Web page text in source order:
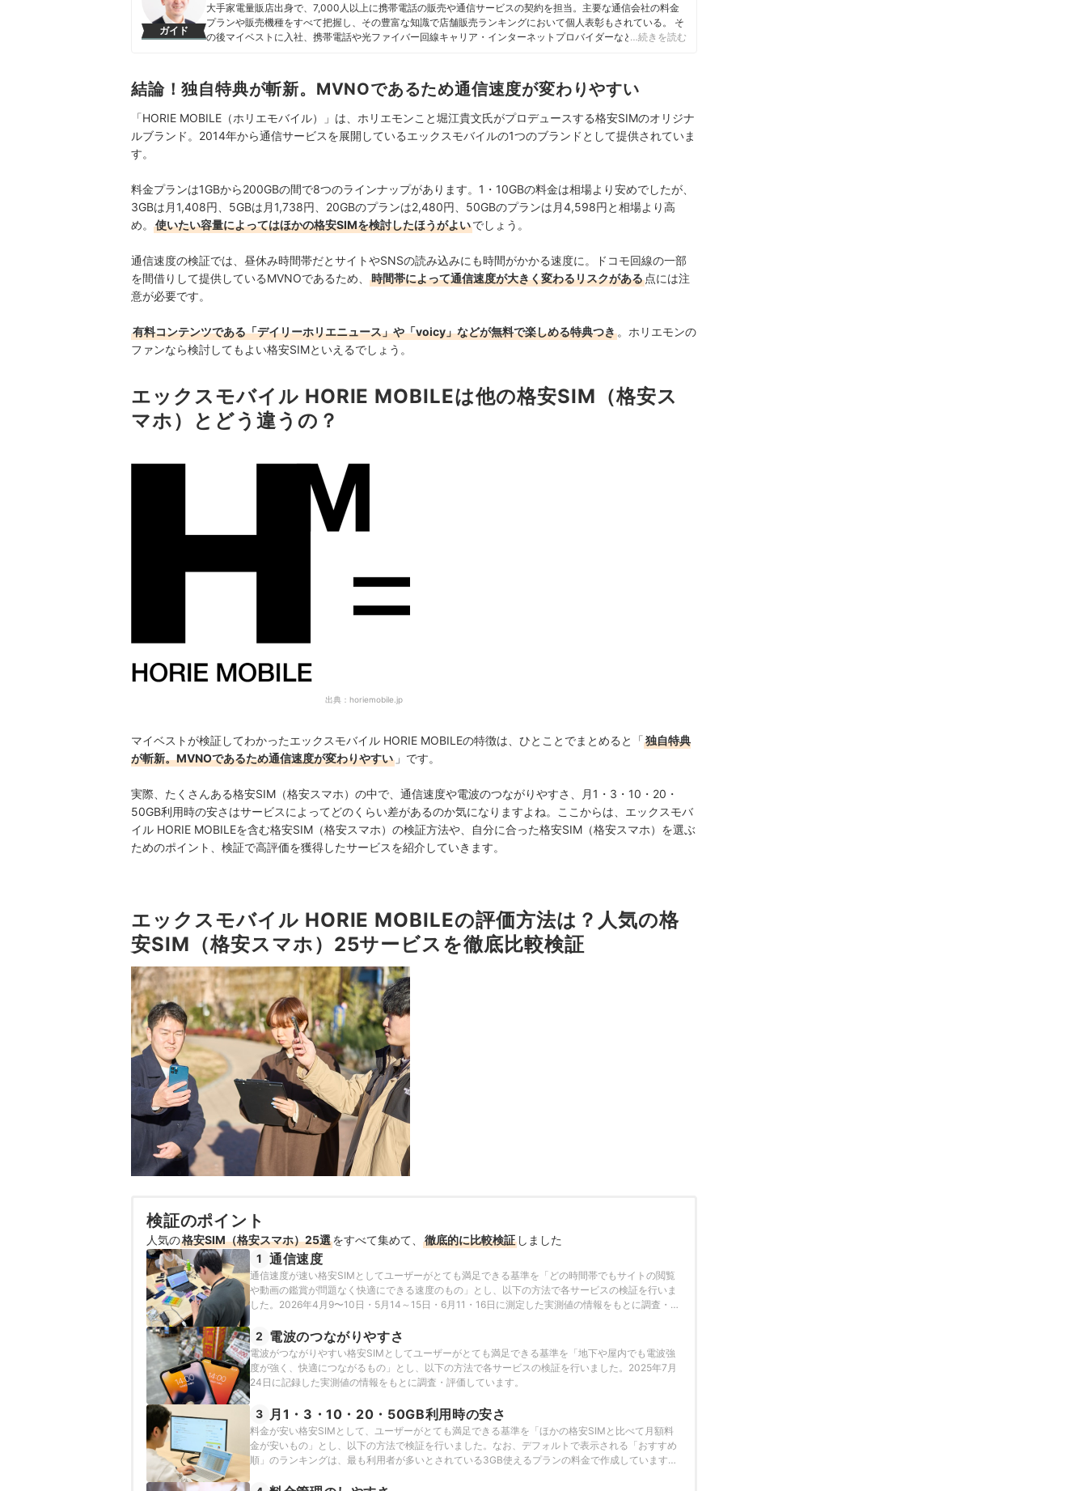
ガイド
大手家電量販店出身で、7,000人以上に携帯電話の販売や通信サービスの契約を担当。主要な通信会社の料金
プランや販売機種をすべて把握し、その豊富な知識で店舗販売ランキングにおいて個人表彰もされている。 そ
の後マイベストに入社、携帯電話や光ファイバー回線キャリア・インターネットプロバイダーなどの通信会社
している。 また通信サービスだけでなく、ファイナンシャルプランナーの視点含めて電気代など固定費支出見
直しのガイドもしている。
…続きを読む
結論！独自特典が斬新。MVNOであるため通信速度が変わりやすい
「HORIE MOBILE（ホリエモバイル）」は、ホリエモンこと堀江貴文氏がプロデュースする格安SIMのオリジナ
ルブランド。2014年から通信サービスを展開しているエックスモバイルの1つのブランドとして提供されていま
す。
料金プランは1GBから200GBの間で8つのラインナップがあります。1・10GBの料金は相場より安めでしたが、
3GBは月1,408円、5GBは月1,738円、20GBのプランは2,480円、50GBのプランは月4,598円と相場より高
め。
使いたい容量によってはほかの格安SIMを検討したほうがよいでしょう。
通信速度の検証では、昼休み時間帯だとサイトやSNSの読み込みにも時間がかかる速度に。ドコモ回線の一部
を間借りして提供しているMVNOであるため、
時間帯によって通信速度が大きく変わるリスクがある 点には注
意が必要です。
有料コンテンツである「デイリーホリエニュース」や「voicy」などが無料で楽しめる特典つき 。ホリエモンの
ファンなら検討してもよい格安SIMといえるでしょう。
エックスモバイル HORIE MOBILEは他の格安SIM（格安ス
マホ）とどう違うの？
出典： horiemobile.jp
マイベストが検証してわかったエックスモバイル HORIE MOBILEの特徴は、ひとことでまとめると「独自特典
が斬新。MVNOであるため通信速度が変わりやすい 」です。
実際、たくさんある格安SIM（格安スマホ）の中で、通信速度や電波のつながりやすさ、月1・3・10・20・
50GB利用時の安さはサービスによってどのくらい差があるのか気になりますよね。ここからは、エックスモバ
イル HORIE MOBILEを含む格安SIM（格安スマホ）の検証方法や、自分に合った格安SIM（格安スマホ）を選ぶ
ためのポイント、検証で高評価を獲得したサービスを紹介していきます。
エックスモバイル HORIE MOBILEの評価方法は？人気の格
安SIM（格安スマホ）25サービスを徹底比較検証
検証のポイント
人気の格安SIM（格安スマホ）25選をすべて集めて、 徹底的に比較検証 しました
1 通信速度
通信速度が速い格安SIMとしてユーザーがとても満足できる基準を「どの時間帯でもサイトの閲覧
や動画の鑑賞が問題なく快適にできる速度のもの」とし、以下の方法で各サービスの検証を行いま
した。2026年4月9〜10日・5月14～15日・6月11・16日に測定した実測値の情報をもとに調査・評
2 電波のつながりやすさ
電波がつながりやすい格安SIMとしてユーザーがとても満足できる基準を「地下や屋内でも電波強
度が強く、快適につながるもの」とし、以下の方法で各サービスの検証を行いました。2025年7月
24日に記録した実測値の情報をもとに調査・評価しています。
3 月1・3・10・20・50GB利用時の安さ
料金が安い格安SIMとして、ユーザーがとても満足できる基準を「ほかの格安SIMと比べて月額料
金が安いもの」とし、以下の方法で検証を行いました。なお、デフォルトで表示される「おすすめ
順」のランキングは、最も利用者が多いとされている3GB使えるプランの料金で作成しています。